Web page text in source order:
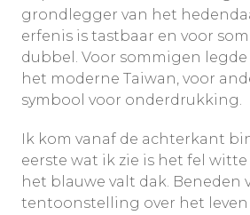
grondlegger van het
erfenis is tastbaar en voor
dubbel. Voor sommigen legde
het moderne Taiwan, voor
symbool voor onderdrukking.
Ik kom vanaf de achterkant
eerste wat ik zie is het fel
het blauwe valt dak. Beneden
tentoonstelling over het leven